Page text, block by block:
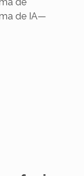
de
de IA—